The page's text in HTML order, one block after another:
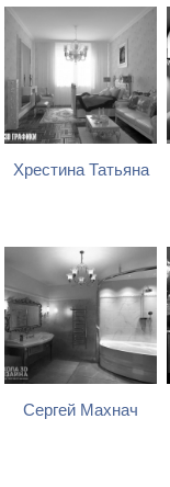
Хрестина Татьяна
Сергей Махнач